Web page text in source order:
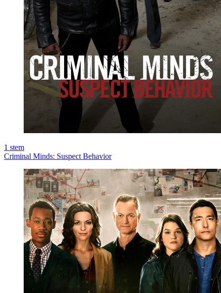
1 stem
Criminal Minds: Suspect Behavior